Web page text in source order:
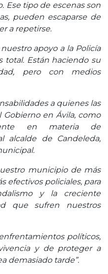
Ese tipo de escenas son
pueden escaparse de
a repetirse.
apoyo a la Policía
total. Están haciendo su
pero con medios
a quienes las
en Ávila, como
en materia de
alcalde de Candeleda,
municipio de más
efectivos policiales, para
y la creciente
que sufren nuestros
políticos,
y de proteger a
demasiado tarde”.